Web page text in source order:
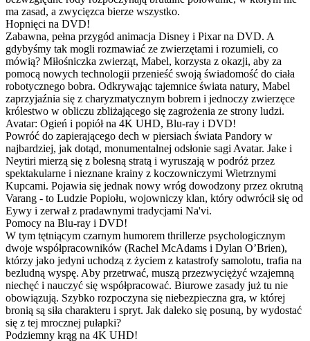
ma zasad, a zwycięzca bierze wszystko.
Hopnięci na DVD!
Zabawna, pełna przygód animacja Disney i Pixar na DVD. A
gdybyśmy tak mogli rozmawiać ze zwierzętami i rozumieli, co
mówią? Miłośniczka zwierząt, Mabel, korzysta z okazji, aby za
pomocą nowych technologii przenieść swoją świadomość do ciała
robotycznego bobra. Odkrywając tajemnice świata natury, Mabel
zaprzyjaźnia się z charyzmatycznym bobrem i jednoczy zwierzęce
królestwo w obliczu zbliżającego się zagrożenia ze strony ludzi.
Avatar: Ogień i popiół na 4K UHD, Blu-ray i DVD!
Powróć do zapierającego dech w piersiach świata Pandory w
najbardziej, jak dotąd, monumentalnej odsłonie sagi Avatar. Jake i
Neytiri mierzą się z bolesną stratą i wyruszają w podróż przez
spektakularne i nieznane krainy z koczowniczymi Wietrznymi
Kupcami. Pojawia się jednak nowy wróg dowodzony przez okrutną
Varang - to Ludzie Popiołu, wojowniczy klan, który odwrócił się od
Eywy i zerwał z pradawnymi tradycjami Na'vi.
Pomocy na Blu-ray i DVD!
W tym tętniącym czarnym humorem thrillerze psychologicznym
dwoje współpracowników (Rachel McAdams i Dylan O’Brien),
którzy jako jedyni uchodzą z życiem z katastrofy samolotu, trafia na
bezludną wyspę. Aby przetrwać, muszą przezwyciężyć wzajemną
niechęć i nauczyć się współpracować. Biurowe zasady już tu nie
obowiązują. Szybko rozpoczyna się niebezpieczna gra, w której
bronią są siła charakteru i spryt. Jak daleko się posuną, by wydostać
się z tej mrocznej pułapki?
Podziemny krąg na 4K UHD!